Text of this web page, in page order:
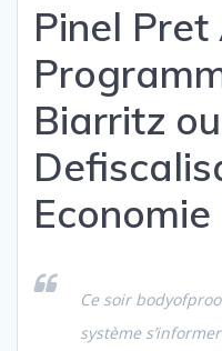
Pinel
Biarritz ou
Ce soir
système